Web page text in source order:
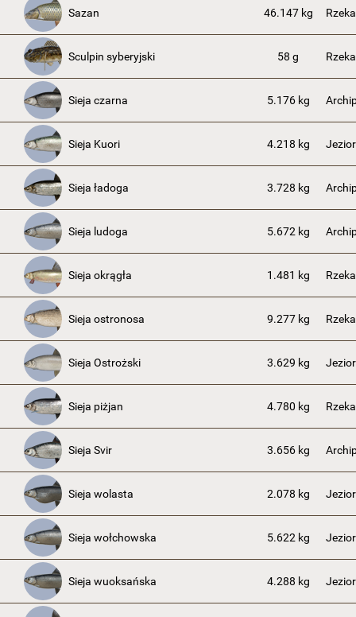
Sazan 46.147 kg
Sculpin syberyjski 58 g
Sieja czarna 5.176 kg
Sieja Kuori 4.218 kg
Sieja ładoga 3.728 kg
Sieja ludoga 5.672 kg
Sieja okrągła 1.481 kg
Sieja ostronosa 9.277 kg
Sieja Ostrożski 3.629 kg
Sieja piżjan 4.780 kg
Sieja Svir 3.656 kg
Sieja wolasta 2.078 kg
Sieja wołchowska 5.622 kg
Sieja wuoksańska 4.288 kg